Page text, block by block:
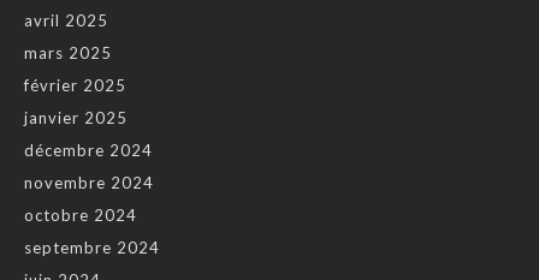
avril 2025
mars 2025
février 2025
janvier 2025
décembre 2024
novembre 2024
octobre 2024
septembre 2024